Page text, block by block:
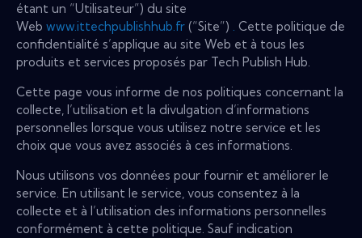
étant un “Utilisateur”) du site
Web www.ittechpublishhub.fr (“Site”) . Cette politique de
confidentialité s’applique au site Web et à tous les
produits et services proposés par Tech Publish Hub.
Cette page vous informe de nos politiques concernant la
collecte, l’utilisation et la divulgation d’informations
personnelles lorsque vous utilisez notre service et les
choix que vous avez associés à ces informations.
Nous utilisons vos données pour fournir et améliorer le
service. En utilisant le service, vous consentez à la
collecte et à l’utilisation des informations personnelles
conformément à cette politique. Sauf indication